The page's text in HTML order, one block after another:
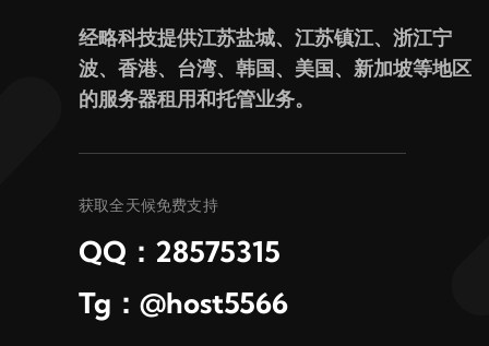
经略科技提供江苏盐城、江苏镇江、浙江宁
波、香港、台湾、韩国、美国、新加坡等地区
的服务器租用和托管业务。
获取全天候免费支持
QQ：28575315
Tg：@host5566